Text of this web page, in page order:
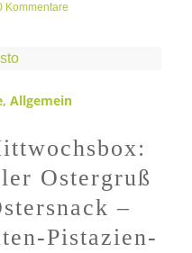
Kommentare
,Allgemein
Ostergruß
–
Pistazien-